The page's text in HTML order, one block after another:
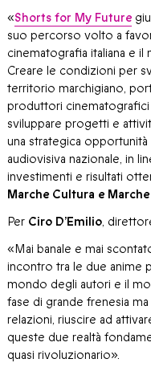
«Shorts for My Future
suo percorso volto a
cinematografia italiana e
Creare le condizioni per
territorio marchigiano,
produttori
sviluppare progetti e
una strategica
audiovisiva nazionale, in
investimenti e risultati
Marche Cultura e
Per Ciro D’Emilio,
«Mai banale e mai
incontro tra le due anime
mondo degli autori e il
fase di grande frenesia
relazioni, riuscire ad
queste due realtà
quasi rivoluzionario».